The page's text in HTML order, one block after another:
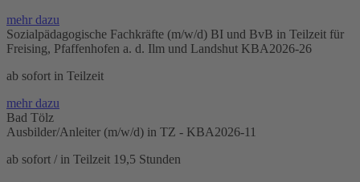
mehr dazu
Sozialpädagogische Fachkräfte (m/w/d) BI und BvB in Teilzeit für
Freising, Pfaffenhofen a. d. Ilm und Landshut KBA2026-26
ab sofort in Teilzeit
mehr dazu
Bad Tölz
Ausbilder/Anleiter (m/w/d) in TZ - KBA2026-11
ab sofort / in Teilzeit 19,5 Stunden